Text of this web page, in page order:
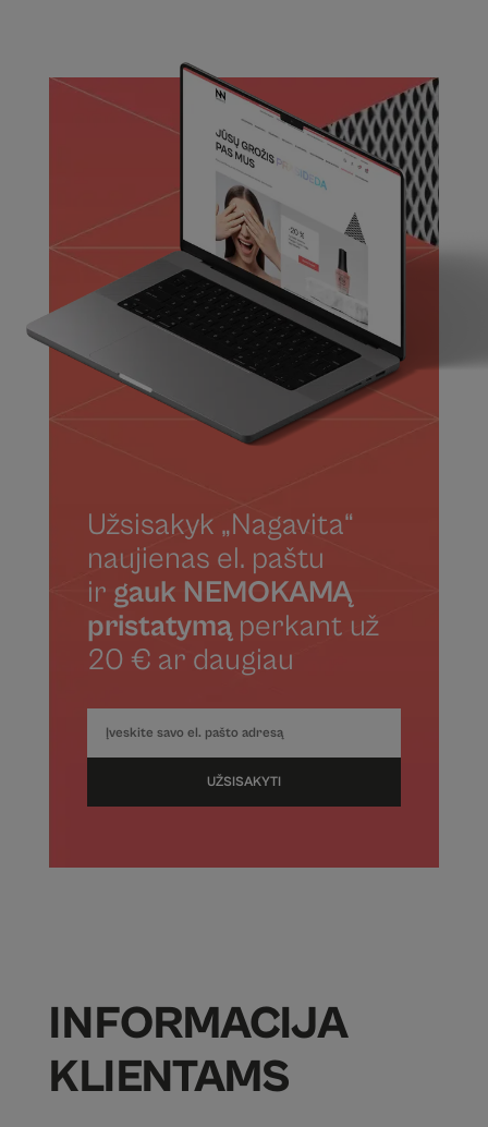
Užsisakyk „Nagavita“
naujienas el. paštu
ir gauk NEMOKAMĄ
pristatymąperkant už
20 € ar daugiau
UŽSISAKYTI
INFORMACIJA
KLIENTAMS